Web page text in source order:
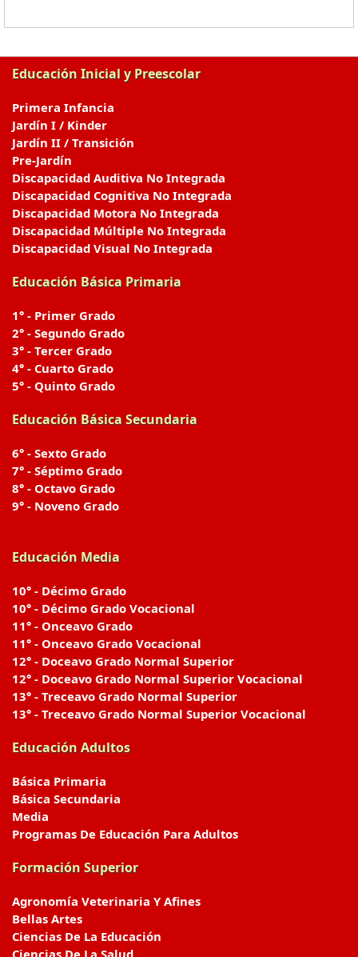
Educación Inicial y Preescolar
Primera Infancia
Jardín I / Kinder
Jardín II / Transición
Pre-Jardín
Discapacidad Auditiva No Integrada
Discapacidad Cognitiva No Integrada
Discapacidad Motora No Integrada
Discapacidad Múltiple No Integrada
Discapacidad Visual No Integrada
Educación Básica Primaria
1° - Primer Grado
2° - Segundo Grado
3° - Tercer Grado
4° - Cuarto Grado
5° - Quinto Grado
Educación Básica Secundaria
6° - Sexto Grado
7° - Séptimo Grado
8° - Octavo Grado
9° - Noveno Grado
Educación Media
10° - Décimo Grado
10° - Décimo Grado Vocacional
11° - Onceavo Grado
11° - Onceavo Grado Vocacional
12° - Doceavo Grado Normal Superior
12° - Doceavo Grado Normal Superior Vocacional
13° - Treceavo Grado Normal Superior
13° - Treceavo Grado Normal Superior Vocacional
Educación Adultos
Básica Primaria
Básica Secundaria
Media
Programas De Educación Para Adultos
Formación Superior
Agronomía Veterinaria Y Afines
Bellas Artes
Ciencias De La Educación
Ciencias De La Salud